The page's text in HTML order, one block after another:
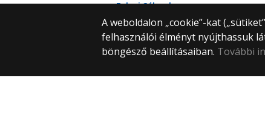
Tolnai Gábor |
A weboldalon „cookie”-kat
felhasználói élményt nyújthassuk
böngésző beállításaiban. További
© 2025 Eötvös Loránd